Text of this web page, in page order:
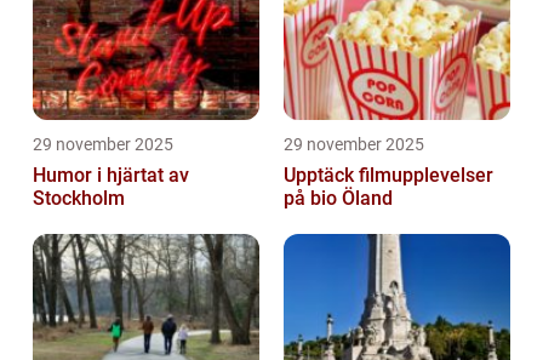
29 november 2025
Humor i hjärtat av
Stockholm
29 november 2025
Upptäck filmupplevelser
på bio Öland